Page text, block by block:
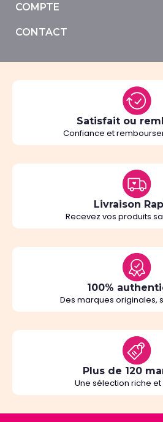
COMPTE
CONTACT
Satisfait ou
Confiance et
Livraison
Recevez vos produits
100%
Des marques originales,
Plus de 120
Une sélection riche et